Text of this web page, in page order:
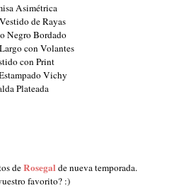
Asimétrica
de Rayas
Negro Bordado
con Volantes
con Print
Vichy
Plateada
deRosegal de nueva temporada.
favorito? :)